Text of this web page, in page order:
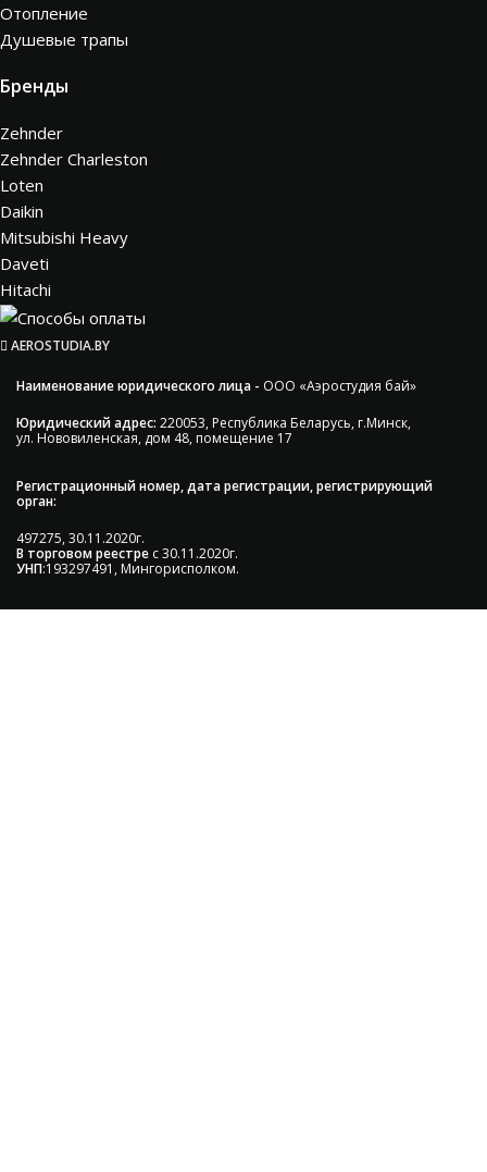
Отопление
Душевые трапы
Бренды
Zehnder
Zehnder Charleston
Loten
Daikin
Mitsubishi Heavy
Daveti
Hitachi
AEROSTUDIA.BY
Наименование юридического лица - ООО «Аэростудия бай»
Юридический адрес: 220053, Республика Беларусь, г.Минск,
ул. Нововиленская, дом 48, помещение 17
Регистрационный номер, дата регистрации, регистрирующий
орган:
497275, 30.11.2020г.
В торговом реестре с 30.11.2020г.
УНП:193297491, Мингорисполком.